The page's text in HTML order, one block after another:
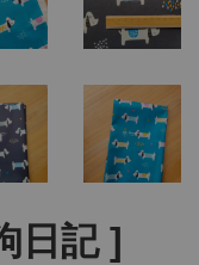
日記 ]